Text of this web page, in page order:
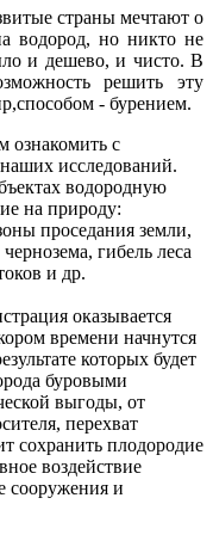
страны мечтают о
водород, но никто не
и дешево, и чисто. В
решить эту
- бурением.
ознакомить с
исследований.
водородную
на природу:
проседания земли,
гибель леса
и др.
оказывается
времени начнутся
которых будет
буровыми
выгоды, от
перехват
сохранить плодородие
воздействие
сооружения и